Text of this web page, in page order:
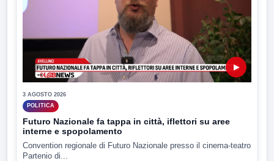
▶
3 AGOSTO 2026
POLITICA
Futuro Nazionale fa tappa in città, iflettori su aree
interne e spopolamento
Convention regionale di Futuro Nazionale presso il cinema-teatro
Partenio di...